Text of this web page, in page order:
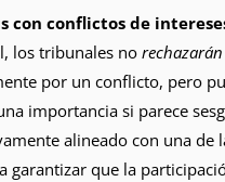
con conflictos de
los tribunales norechazarán
por un conflicto, pero
importancia si parece
alineado con una de
garantizar que la